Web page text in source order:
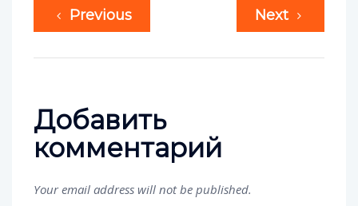
Previous Next
Добавить
комментарий
Your email address will not be published.